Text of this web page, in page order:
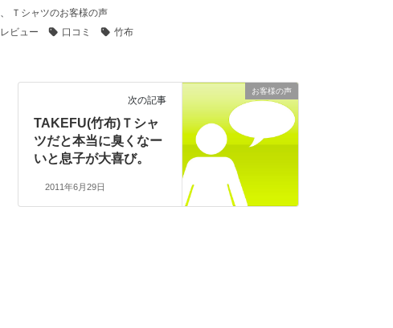
Ｔシャツのお客様の声
レビュー 口コミ 竹布
お客様の声
次の記事
TAKEFU(竹布)Ｔシャ
ツだと本当に臭くなー
いと息子が大喜び。
2011年6月29日